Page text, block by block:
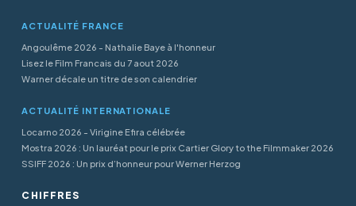
ACTUALITÉ FRANCE
Angoulême 2026 - Nathalie Baye à l'honneur
Lisez le Film Francais du 7 aout 2026
Warner décale un titre de son calendrier
ACTUALITÉ INTERNATIONALE
Locarno 2026 - Virigine Efira célébrée
Mostra 2026 : Un lauréat pour le prix Cartier Glory to the Filmmaker 2026
SSIFF 2026 : Un prix d’honneur pour Werner Herzog
CHIFFRES